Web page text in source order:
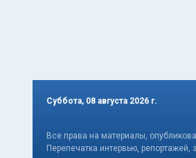
Суббота, 08 августа 2026 г.
Все права на материалы,
Перепечатка интервью,